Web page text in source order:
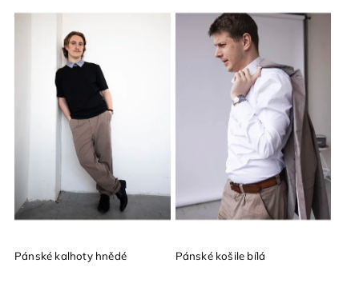
Pánské kalhoty hnědé Pánské košile bílá